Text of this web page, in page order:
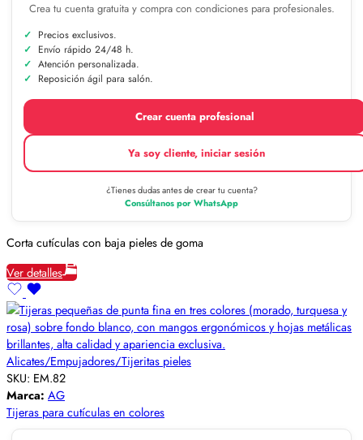
Crea tu cuenta gratuita y compra con condiciones para profesionales.
Precios exclusivos.
Envío rápido 24/48 h.
Atención personalizada.
Reposición ágil para salón.
Crear cuenta profesional
Ya soy cliente, iniciar sesión
¿Tienes dudas antes de crear tu cuenta?
Consúltanos por WhatsApp
Corta cutículas con baja pieles de goma
Ver detalles
Alicates/Empujadores/Tijeritas pieles
SKU: EM.82
Marca: AG
Tijeras para cutículas en colores